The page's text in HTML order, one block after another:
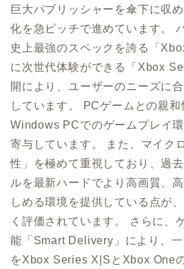
巨大パブリッシャーを傘下に収
化を急ピッチで進めています。
史上最強のスペックを誇る「
に次世代体験ができる「Xbox
開により、ユーザーのニーズに
しています。 PCゲームとの親和
Windows PCでのゲームプレイ
寄与しています。 また、マイク
性」を極めて重視しており、過
ルを最新ハードでより高画質、
しめる環境を提供している点が
く評価されています。 さらに、
能「Smart Delivery」により、
をXbox Series X|SとXbox One